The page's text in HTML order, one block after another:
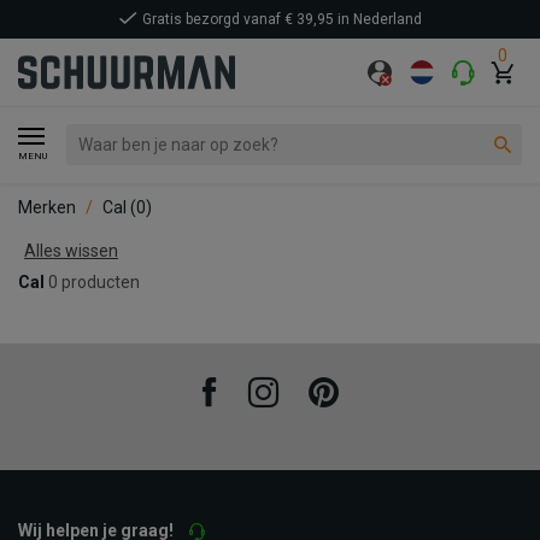
0
MENU
Gratis bezorgd vanaf € 39,95 in Nederland
Merken Cal (0)
Alles wissen
Cal 0 producten
FacebookInstagramPinterest
Wij helpen je graag!